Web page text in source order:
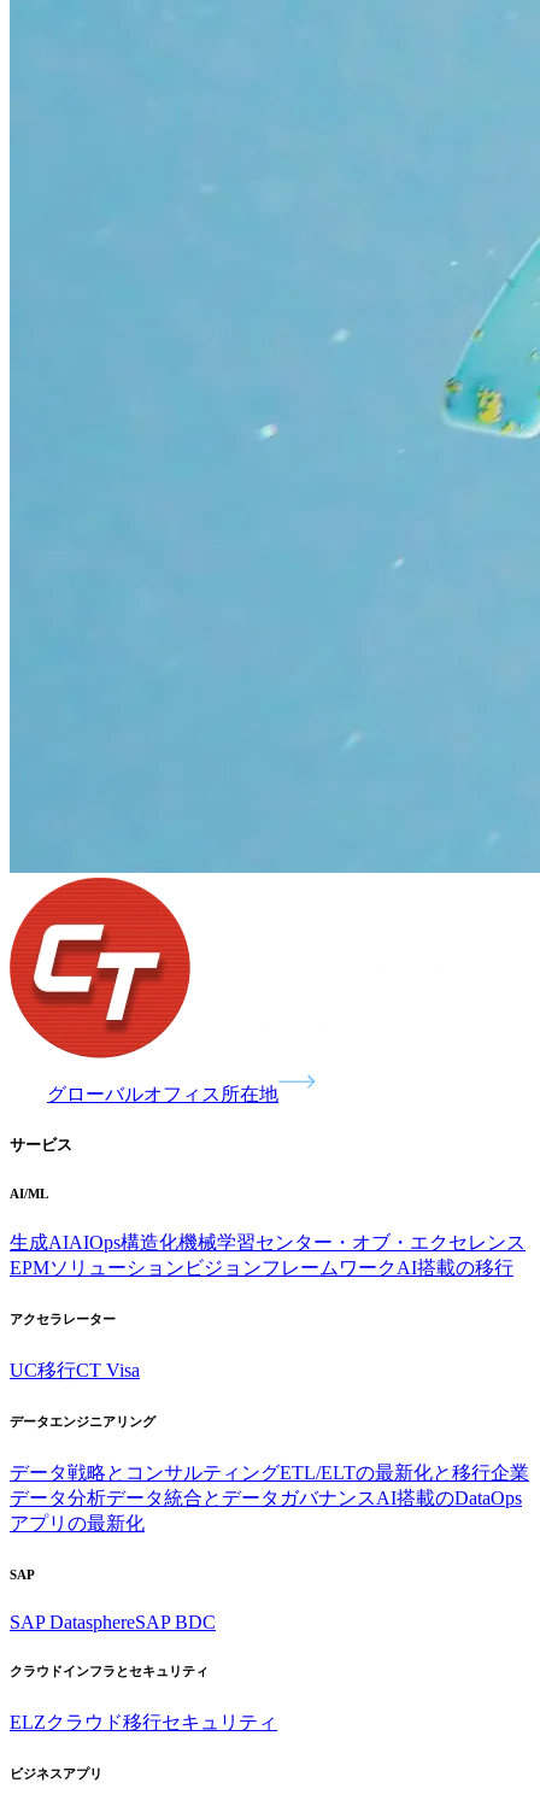
グローバルオフィス所在地
サービス
AI/ML
生成AIAIOps構造化機械学習センター・オブ・エクセレンス
EPMソリューション ビジョンフレームワークAI搭載の移行
アクセラレーター
UC移行CT Visa
データエンジニアリング
データ戦略とコンサルティングETL/ELTの最新化と移行企業
データ分析データ統合とデータガバナンスAI搭載のDataOps
アプリの最新化
SAP
SAP DatasphereSAP BDC
クラウドインフラとセキュリティ
ELZクラウド移行セキュリティ
ビジネスアプリ